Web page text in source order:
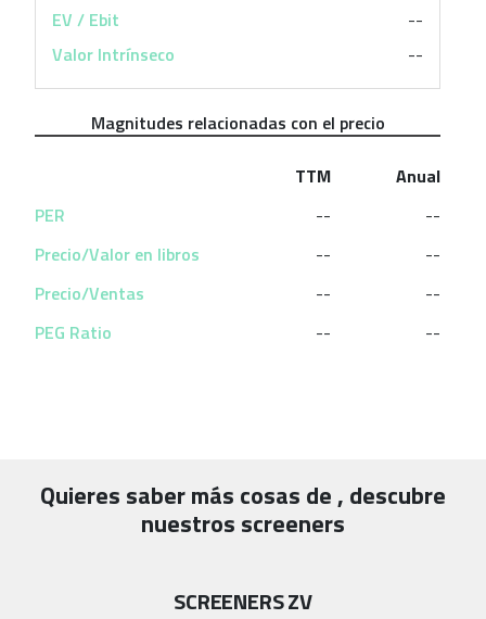
EV / Ebit
--
Valor Intrínseco
--
Magnitudes relacionadas con el precio
TTM
Anual
PER
--
--
Precio/Valor en libros
--
--
Precio/Ventas
--
--
PEG Ratio
-- --
Quieres saber más cosas de, descubre
nuestros screeners
SCREENERS ZV